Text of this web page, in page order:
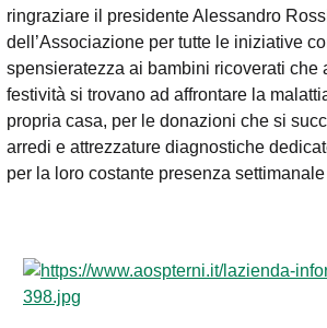
ringraziare il presidente Alessandro
dell’Associazione per tutte le iniziative
spensieratezza ai bambini ricoverati che
festività si trovano ad affrontare la
propria casa, per le donazioni che si
arredi e attrezzature diagnostiche
per la loro costante presenza